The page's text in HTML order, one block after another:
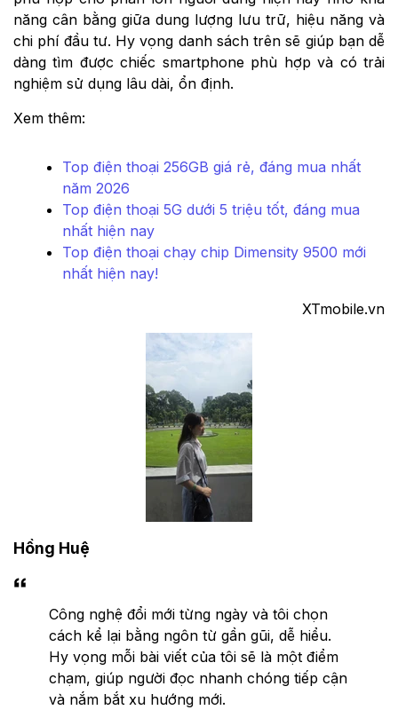
năng cân bằng giữa dung lượng lưu trữ, hiệu năng và
chi phí đầu tư. Hy vọng danh sách trên sẽ giúp bạn dễ
dàng tìm được chiếc smartphone phù hợp và có trải
nghiệm sử dụng lâu dài, ổn định.
Xem thêm:
Top điện thoại 256GB giá rẻ, đáng mua nhất
năm 2026
Top điện thoại 5G dưới 5 triệu tốt, đáng mua
nhất hiện nay
Top điện thoại chạy chip Dimensity 9500 mới
nhất hiện nay!
XTmobile.vn
Hồng Huệ
Công nghệ đổi mới từng ngày và tôi chọn
cách kể lại bằng ngôn từ gần gũi, dễ hiểu.
Hy vọng mỗi bài viết của tôi sẽ là một điểm
chạm, giúp người đọc nhanh chóng tiếp cận
và nắm bắt xu hướng mới.